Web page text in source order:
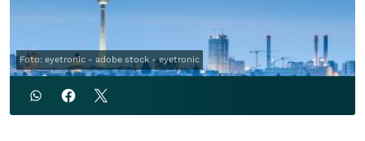
Foto: eyetronic - adobe stock - eyetronic